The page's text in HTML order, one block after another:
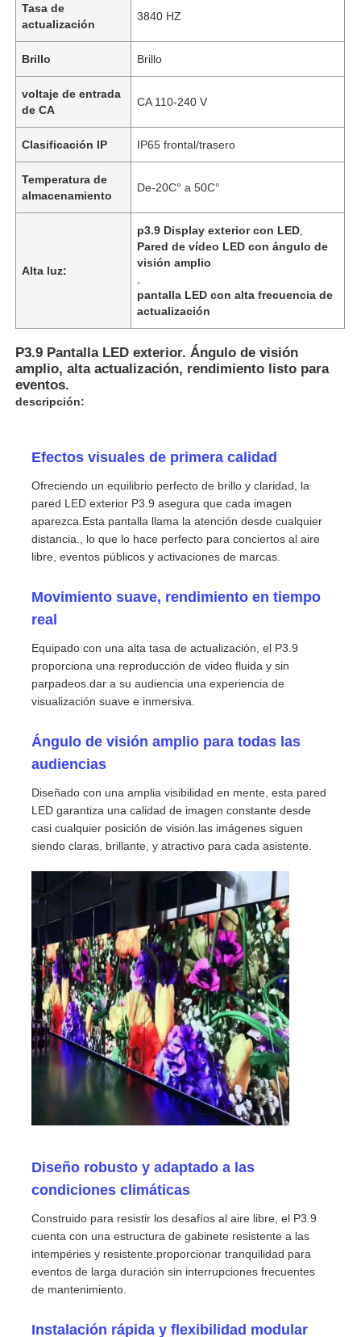
En casa.
Productos
Espectáculo de RV
Visita a la fábrica
Control de calidad
Noticias
Casos
Solicitar una cita
Pantalla de pared de video LED
Pantalla del concierto LED
Alquiler de pantallas LED de escenario
Muro de video LED LED
Pantalla LED transparente
Tasa de
actualización
3840 HZ
Brillo Brillo
voltaje de entrada
de CA
CA 110-240 V
Clasificación IP IP65 frontal/trasero
Temperatura de
almacenamiento
De-20C° a 50C°
Alta luz:
p3.9 Display exterior con LED
Pared de vídeo LED con ángulo de
visión amplio
pantalla LED con alta frecuencia de
actualización
P3.9 Pantalla LED exterior. Ángulo de visión
amplio, alta actualización, rendimiento listo para
eventos.
descripción:
Efectos visuales de primera calidad
Ofreciendo un equilibrio perfecto de brillo y claridad, la
pared LED exterior P3.9 asegura que cada imagen
aparezca.Esta pantalla llama la atención desde cualquier
distancia., lo que lo hace perfecto para conciertos al aire
libre, eventos públicos y activaciones de marcas.
Movimiento suave, rendimiento en tiempo
real
Equipado con una alta tasa de actualización, el P3.9
proporciona una reproducción de video fluida y sin
parpadeos.dar a su audiencia una experiencia de
visualización suave e inmersiva.
Ángulo de visión amplio para todas las
audiencias
Diseñado con una amplia visibilidad en mente, esta pared
LED garantiza una calidad de imagen constante desde
casi cualquier posición de visión.las imágenes siguen
siendo claras, brillante, y atractivo para cada asistente.
Diseño robusto y adaptado a las
condiciones climáticas
Construido para resistir los desafíos al aire libre, el P3.9
cuenta con una estructura de gabinete resistente a las
intempéries y resistente.proporcionar tranquilidad para
eventos de larga duración sin interrupciones frecuentes
de mantenimiento.
Instalación rápida y flexibilidad modular